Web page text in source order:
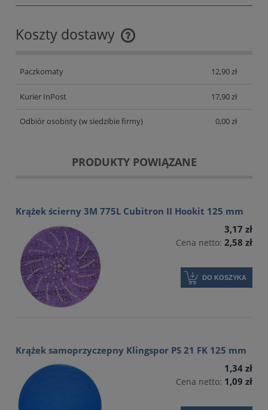
Koszty dostawy
Cena nie zawiera ewentualnych kosztów płatności
Paczkomaty 12,90 zł
Kurier InPost 17,90 zł
Odbiór osobisty(w siedzibie firmy) 0,00 zł
PRODUKTY POWIĄZANE
Krążek ścierny 3M 775L Cubitron II Hookit 125 mm
3,17 zł
Cena netto: 2,58 zł
DO KOSZYKA
Krążek samoprzyczepny Klingspor PS 21 FK 125 mm
1,34 zł
Cena netto: 1,09 zł